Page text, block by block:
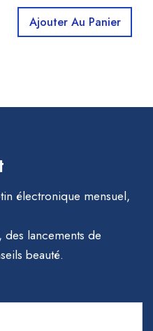
Ajouter Au Panier
électronique mensuel,
lancements de
beauté.